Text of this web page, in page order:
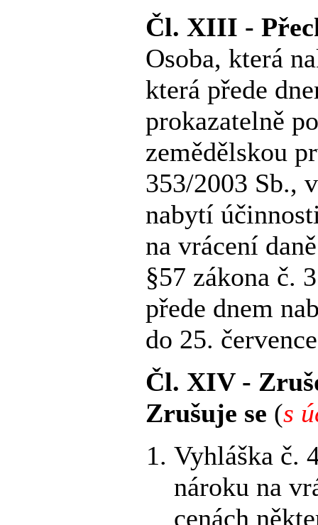
Čl. XIII -
Osoba, která
která přede
prokazatelně
zemědělskou
353/2003 Sb.,
nabytí
na vrácení
§57 zákona č.
přede dnem
do 25.
Čl. XIV -
Zrušuje se (s
Vyhláška č.
nároku na
cenách